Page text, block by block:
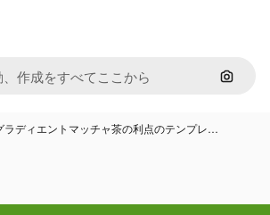
画像で
ラディエントマッチャ茶の利点のテンプレ…